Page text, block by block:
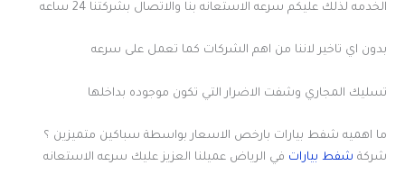
الخدمه لذلك عليكم سرعه الاستعانه بنا والاتصال بشركتنا 24 ساعه
بدون اي تاخير لاننا من اهم الشركات كما تعمل على سرعه
تسليك المجاري وشفت الاضرار التي تكون موجوده بداخلها
ما اهميه شفط بيارات بارخص الاسعار بواسطة سباكين متميزين ؟
شركة شفط بيارات في الرياض عميلنا العزيز عليك سرعه الاستعانه